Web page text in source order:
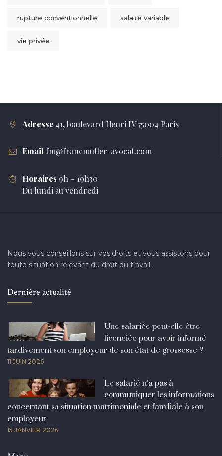
rupture conventionnelle salaire variable
vie privée
Adresse 41, boulevard Henri IV 75004 Paris
Email fm@francmuller-avocat.com
Horaires 9h – 19h30
Du lundi au vendredi
Nous vous conseillons sur vos droits et vous assistons pour
toute situation relevant du droit du travail.
Dernière actualité
Une salariée peut-elle être
licenciée pour avoir informé
tardivement son employeur de son état de grossesse ?
11 JUIN 2026
Le salarié n’a pas à
communiquer les informations
concernant sa situation matrimoniale et familiale à son
employeur
15 JANVIER 2026